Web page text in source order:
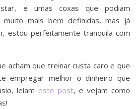
e umas coxas que podiam
mais bem definidas, mas já
estou perfeitamente tranquila com
acham que treinar custa caro e que
empregar melhor o dinheiro que
leiam este post, e vejam como